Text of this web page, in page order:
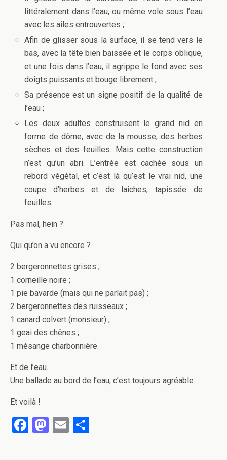
littéralement dans l’eau, ou même vole sous l’eau
avec les ailes entrouvertes ;
Afin de glisser sous la surface, il se tend vers le
bas, avec la tête bien baissée et le corps oblique,
et une fois dans l’eau, il agrippe le fond avec ses
doigts puissants et bouge librement ;
Sa présence est un signe positif de la qualité de
l’eau ;
Les deux adultes construisent le grand nid en
forme de dôme, avec de la mousse, des herbes
sèches et des feuilles. Mais cette construction
n’est qu’un abri. L’entrée est cachée sous un
rebord végétal, et c’est là qu’est le vrai nid, une
coupe d’herbes et de laîches, tapissée de
feuilles.
Pas mal, hein ?
Qui qu’on a vu encore ?
2 bergeronnettes grises ;
1 corneille noire ;
1 pie bavarde (mais qui ne parlait pas) ;
2 bergeronnettes des ruisseaux ;
1 canard colvert (monsieur) ;
1 geai des chênes ;
1 mésange charbonnière.
Et de l’eau.
Une ballade au bord de l’eau, c’est toujours agréable.
Et voilà !
F
M E